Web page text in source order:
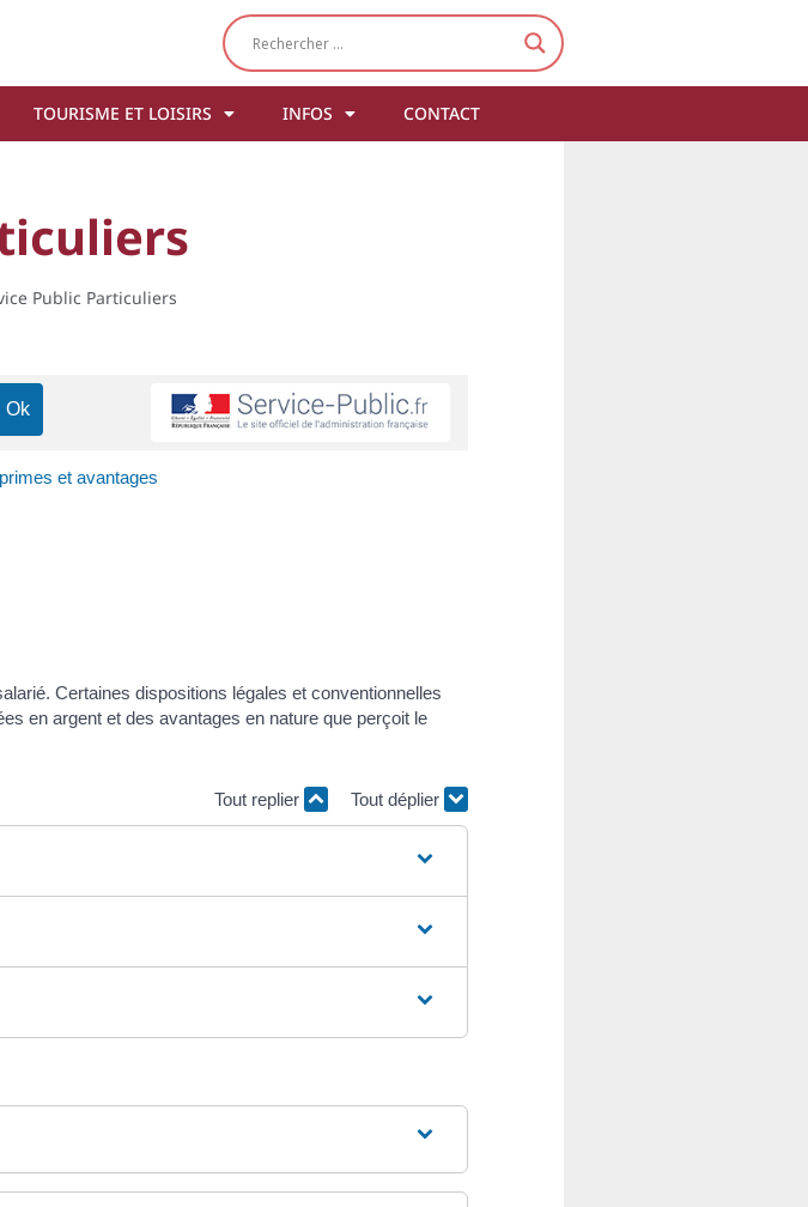
TOURISME ET LOISIRS INFOS CONTACT
Public Particuliers
et avantages
Certaines dispositions légales et conventionnelles
en argent et des avantages en nature que perçoit le
Tout replier Tout déplier